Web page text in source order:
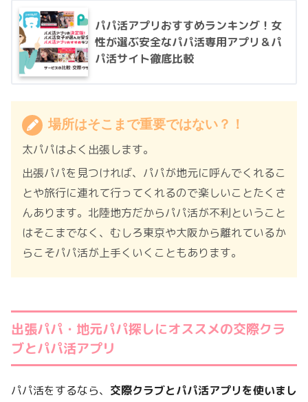
パパ活アプリおすすめランキング！女
性が選ぶ安全なパパ活専用アプリ＆パ
パ活サイト徹底比較
場所はそこまで重要ではない？！
太パパはよく出張します。
出張パパを見つければ、パパが地元に呼んでくれるこ
とや旅行に連れて行ってくれるので楽しいことたくさ
んあります。北陸地方だからパパ活が不利ということ
はそこまでなく、むしろ東京や大阪から離れているか
らこそパパ活が上手くいくこともあります。
出張パパ・地元パパ探しにオススメの交際クラ
ブとパパ活アプリ
パパ活をするなら、 交際クラブとパパ活アプリを使いまし